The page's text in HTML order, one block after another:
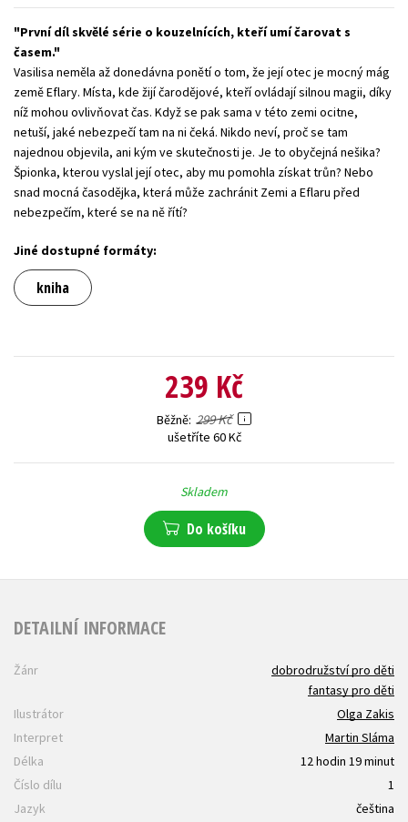
Young adult (SK)
Zahraniční literatura Zdraví a životní styl
Všechny tituly
První díl skvělé série o kouzelnících, kteří umí čarovat s
časem.
Vasilisa neměla až donedávna ponětí o tom, že její otec je mocný mág
země Eflary. Místa, kde žijí čarodějové, kteří ovládají silnou magii, díky
níž mohou ovlivňovat čas. Když se pak sama v této zemi ocitne,
netuší, jaké nebezpečí tam na ni čeká. Nikdo neví, proč se tam
najednou objevila, ani kým ve skutečnosti je. Je to obyčejná nešika?
Špionka, kterou vyslal její otec, aby mu pomohla získat trůn? Nebo
snad mocná časodějka, která může zachránit Zemi a Eflaru před
nebezpečím, které se na ně řítí?
Jiné dostupné formáty:
kniha
239 Kč
Běžně 299 Kč
ušetříte 60 Kč
Skladem
Do košíku
DETAILNÍ INFORMACE
Žánr
dobrodružství pro děti
fantasy pro děti
Ilustrátor
Olga Zakis
Interpret
Martin Sláma
Délka
12 hodin 19 minut
Číslo dílu
1
Jazyk
čeština